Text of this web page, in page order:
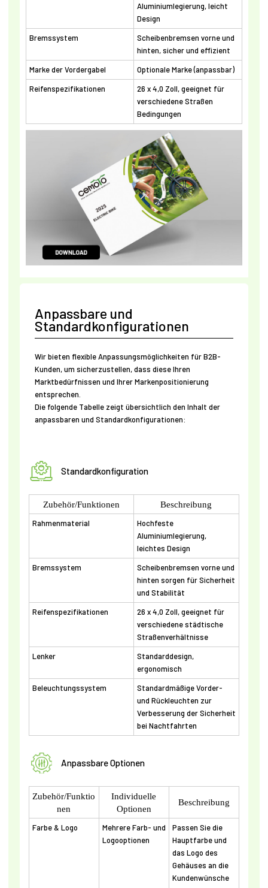
Aluminiumlegierung, leicht
Design
Bremssystem
Scheibenbremsen vorne und
hinten, sicher und effizient
Marke der Vordergabel
Optionale Marke (anpassbar)
Reifenspezifikationen
26 x 4,0 Zoll, geeignet für
verschiedene Straßen
Bedingungen
Anpassbare und
Standardkonfigurationen
Wir bieten flexible Anpassungsmöglichkeiten für B2B-
Kunden, um sicherzustellen, dass diese Ihren
Marktbedürfnissen und Ihrer Markenpositionierung
entsprechen.
Die folgende Tabelle zeigt übersichtlich den Inhalt der
anpassbaren und Standardkonfigurationen:
Standardkonfiguration
Zubehör/Funktionen Beschreibung
Rahmenmaterial
Hochfeste
Aluminiumlegierung,
leichtes Design
Bremssystem
Scheibenbremsen vorne und
hinten sorgen für Sicherheit
und Stabilität
Reifenspezifikationen
26 x 4,0 Zoll, geeignet für
verschiedene städtische
Straßenverhältnisse
Lenker
Standarddesign,
ergonomisch
Beleuchtungssystem
Standardmäßige Vorder-
und Rückleuchten zur
Verbesserung der Sicherheit
bei Nachtfahrten
Anpassbare Optionen
Zubehör/Funktio
nen
Individuelle
Optionen
Beschreibung
Farbe & Logo
Mehrere Farb- und
Logooptionen
Passen Sie die
Hauptfarbe und
das Logo des
Gehäuses an die
Kundenwünsche